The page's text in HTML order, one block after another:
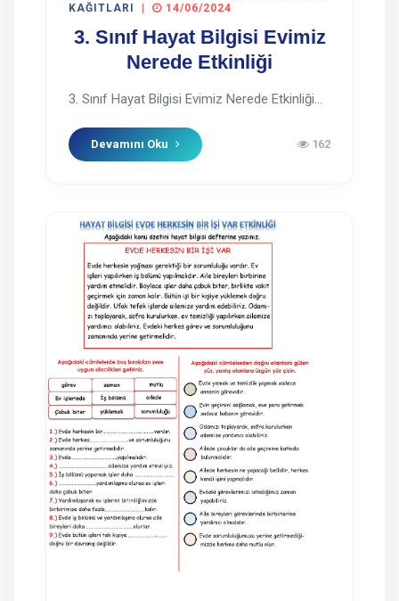
KAĞITLARI
| 14/06/2024
3. Sınıf Hayat Bilgisi Evimiz
Nerede Etkinliği
3. Sınıf Hayat Bilgisi Evimiz Nerede Etkinliği...
Devamını Oku 162